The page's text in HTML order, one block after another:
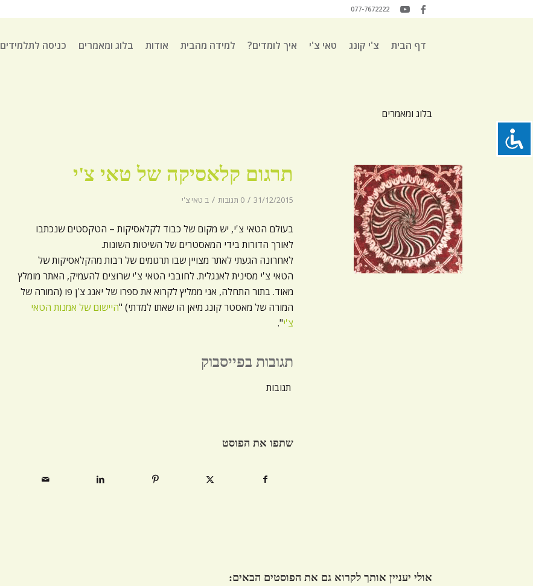
077-7672222
דף הבית צ'י קונג טאי צ'י איך לומדים? למידה מהבית אודות בלוג ומאמרים כניסה לתלמידים
בלוג ומאמרים
תרגום קלאסיקה של טאי צ'י
31/12/2015
/ 0 תגובות / ב טאי צ'י
בעולם הטאי צ'י, יש מקום של כבוד לקלאסיקות – הטקסטים שנכתבו
לאורך הדורות בידי המאסטרים של השיטות השונות.
לאחרונה הגעתי לאתר מצויין שבו תרגומים של רבות מהקלאסיקות של
הטאי צ'י מסינית לאנגלית. לחובבי הטאי צ'י שרוצים להעמיק, האתר מומלץ
מאוד. בתור התחלה, אני ממליץ לקרוא את ספרו של יאנג צ'ן פו (המורה של
המורה של מאסטר קונג מיאן הו שאתו למדתי) "היישום של אמנות הטאי
צ'י".
תגובות בפייסבוק
תגובות
שתפו את הפוסט
אולי יעניין אותך לקרוא גם את הפוסטים הבאים: